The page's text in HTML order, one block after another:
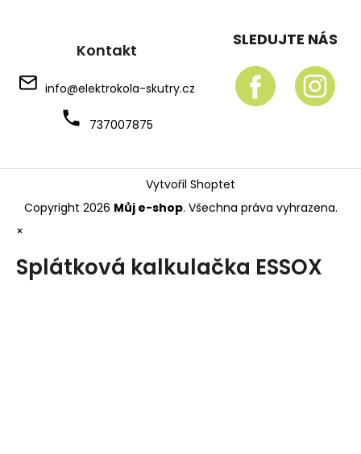
Kontakt
info@elektrokola-skutry.cz
737007875
SLEDUJTE NÁS
Vytvořil Shoptet
Copyright 2026 Můj e-shop. Všechna práva vyhrazena.
×
Splátková kalkulačka ESSOX